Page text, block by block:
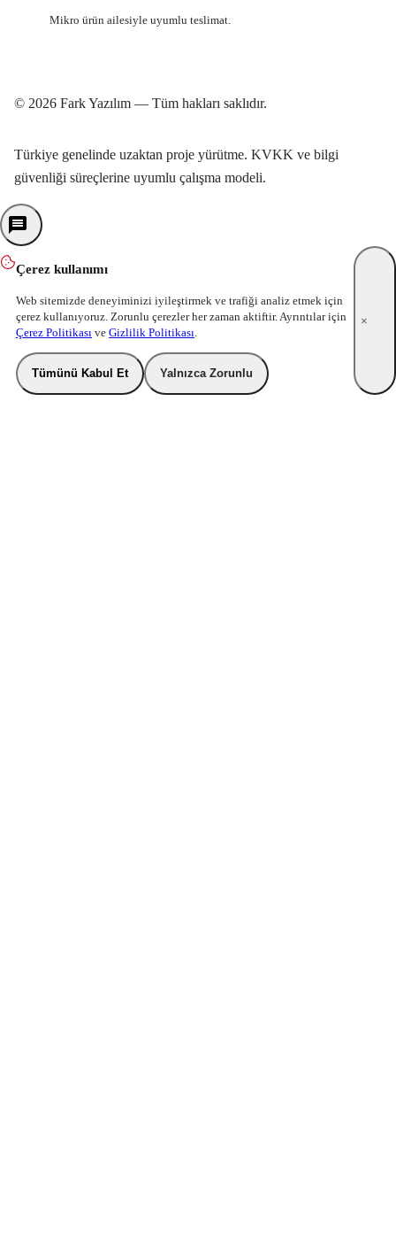
Mikro ürün ailesiyle uyumlu teslimat.
© 2026 Fark Yazılım — Tüm hakları saklıdır.
Türkiye genelinde uzaktan proje yürütme. KVKK ve bilgi
güvenliği süreçlerine uyumlu çalışma modeli.
Çerez kullanımı
Web sitemizde deneyiminizi iyileştirmek ve trafiği analiz etmek için
çerez kullanıyoruz. Zorunlu çerezler her zaman aktiftir. Ayrıntılar için
Çerez Politikası ve Gizlilik Politikası.
Tümünü Kabul Et Yalnızca Zorunlu
×